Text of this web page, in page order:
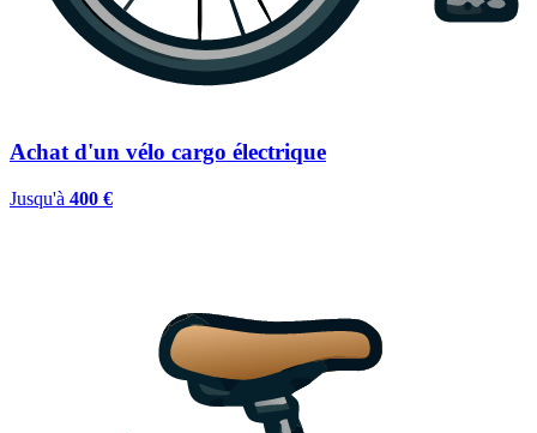
Achat d'un vélo cargo électrique
Jusqu'à 400 €